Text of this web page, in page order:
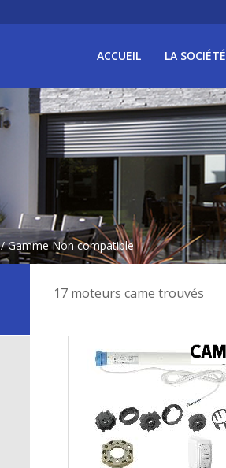
ACCUEIL LA SOCIÉTÉ
/ Gamme Non compatible
17 moteurs came trouvés